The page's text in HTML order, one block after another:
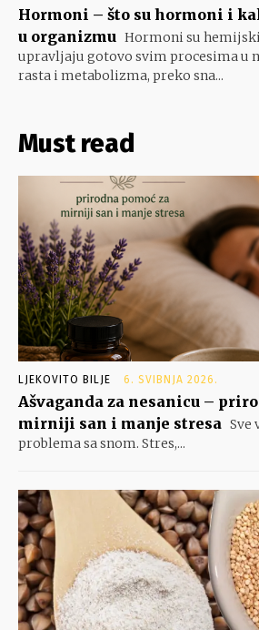
Hormoni – što su hormoni i
u organizmu Hormoni su
upravljaju gotovo svim procesima u
rasta i metabolizma, preko sna...
Must read
LJEKOVITO BILJE 6. SVIBNJA 2026.
Ašvaganda za nesanicu –
mirniji san i manje stresa Sve
problema sa snom. Stres,...